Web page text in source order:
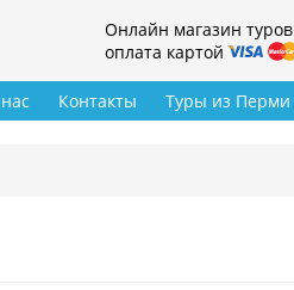
Онлайн магазин туров
оплата картой
Туры из Перми
Контакты